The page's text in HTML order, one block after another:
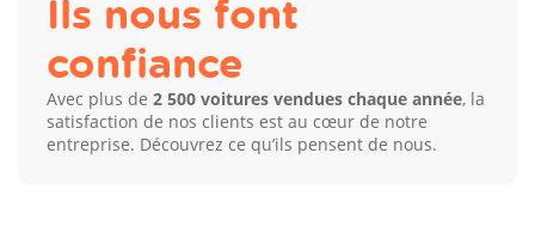
Ils nous font
confiance
Avec plus de2 500 voitures vendues chaque année, la
satisfaction de nos clients est au cœur de notre
entreprise. Découvrez ce qu’ils pensent de nous.